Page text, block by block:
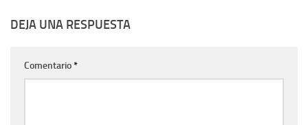
DEJA UNA RESPUESTA
Comentario*